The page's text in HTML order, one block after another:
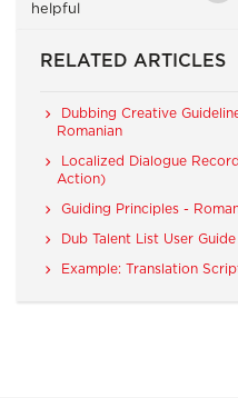
helpful
RELATED ARTICLES
Dubbing Creative
Romanian
Localized Dialogue
Action)
Guiding Principles -
Dub Talent List User Guide
Example: Translation